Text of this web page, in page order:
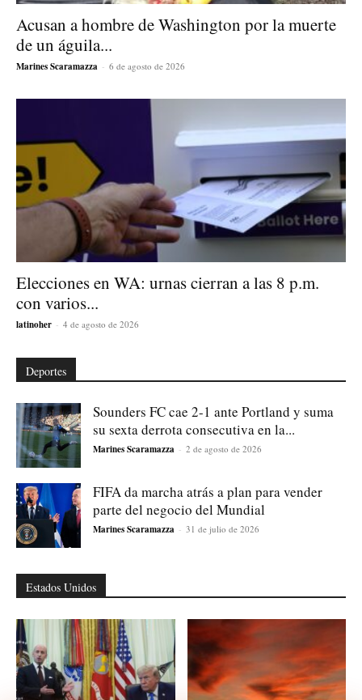
Acusan a hombre de Washington por la muerte
de un águila...
Marines Scaramazza - 6 de agosto de 2026
Elecciones en WA: urnas cierran a las 8 p.m.
con varios...
latinoher - 4 de agosto de 2026
Deportes
Sounders FC cae 2-1 ante Portland y suma
su sexta derrota consecutiva en la...
Marines Scaramazza - 2 de agosto de 2026
FIFA da marcha atrás a plan para vender
parte del negocio del Mundial
Marines Scaramazza - 31 de julio de 2026
Estados Unidos